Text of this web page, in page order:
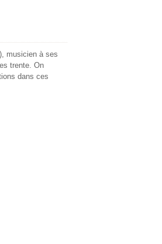
musicien à ses
trente. On
dans ces